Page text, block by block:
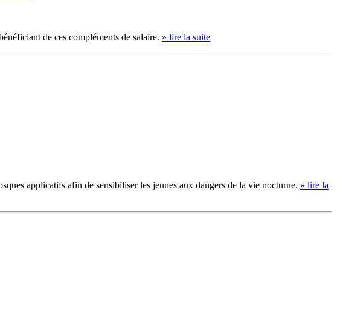
de ces compléments de salaire. » lire la suite
applicatifs afin de sensibiliser les jeunes aux dangers de la vie nocturne. » lire la